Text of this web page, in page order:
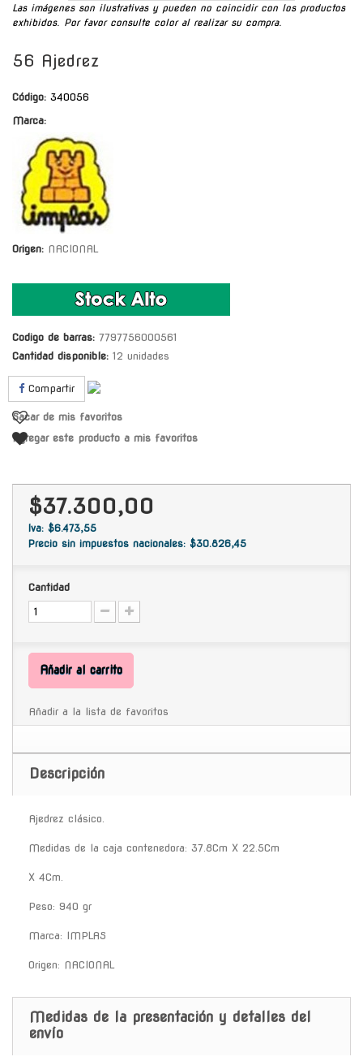
Las imágenes son ilustrativas y pueden no coincidir con los productos
exhibidos. Por favor consulte color al realizar su compra.
56 Ajedrez
Código: 340056
Marca:
Origen: NACIONAL
Codigo de barras: 7797756000561
Cantidad disponible: 12 unidades
Compartir
Sacar de mis favoritos
Agregar este producto a mis favoritos
$37.300,00
Iva: $6.473,55
Precio sin impuestos nacionales: $30.826,45
Cantidad
Añadir al carrito
Añadir a la lista de favoritos
Descripción
Ajedrez clásico.
Medidas de la caja contenedora: 37.8Cm X 22.5Cm
X 4Cm.
Peso: 940 gr
Marca: IMPLAS
Origen: NACIONAL
Medidas de la presentación y detalles del
envío